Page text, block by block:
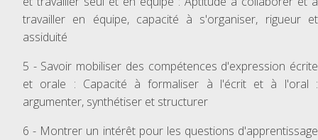
travailler en équipe, capacité à s'organiser, rigueur et
assiduité
5 - Savoir mobiliser des compétences d'expression écrite
et orale : Capacité à formaliser à l'écrit et à l'oral :
argumenter, synthétiser et structurer
6 - Montrer un intérêt pour les questions d'apprentissage